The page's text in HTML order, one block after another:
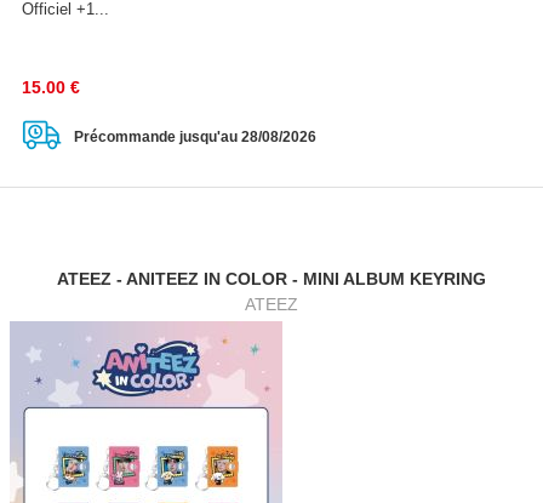
Officiel +1...
15.00 €
Précommande jusqu'au 28/08/2026
ATEEZ - ANITEEZ IN COLOR - MINI ALBUM KEYRING
ATEEZ